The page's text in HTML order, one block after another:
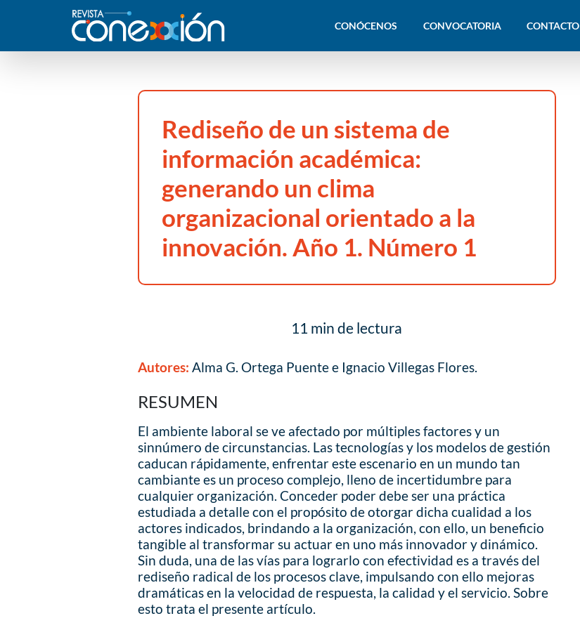
CONÓCENOS CONVOCATORIA CONTACTO
Rediseño de un sistema de
información académica:
generando un clima
organizacional orientado a la
innovación. Año 1. Número 1
11 min de lectura
Autores: Alma G. Ortega Puente e Ignacio Villegas Flores.
RESUMEN
El ambiente laboral se ve afectado por múltiples factores y un
sinnúmero de circunstancias. Las tecnologías y los modelos de gestión
caducan rápidamente, enfrentar este escenario en un mundo tan
cambiante es un proceso complejo, lleno de incertidumbre para
cualquier organización. Conceder poder debe ser una práctica
estudiada a detalle con el propósito de otorgar dicha cualidad a los
actores indicados, brindando a la organización, con ello, un beneficio
tangible al transformar su actuar en uno más innovador y dinámico.
Sin duda, una de las vías para lograrlo con efectividad es a través del
rediseño radical de los procesos clave, impulsando con ello mejoras
dramáticas en la velocidad de respuesta, la calidad y el servicio. Sobre
esto trata el presente artículo.